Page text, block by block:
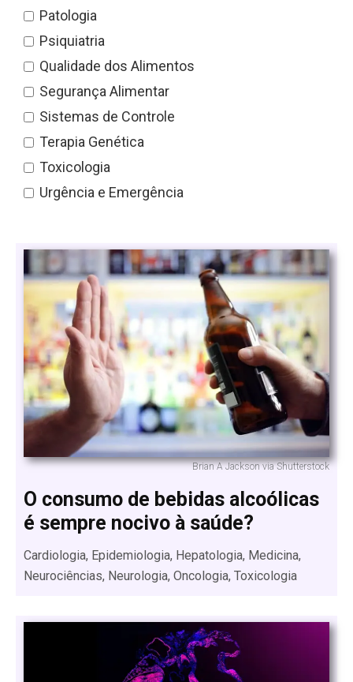
Patologia
Psiquiatria
Qualidade dos Alimentos
Segurança Alimentar
Sistemas de Controle
Terapia Genética
Toxicologia
Urgência e Emergência
Brian A Jackson via Shutterstock
O consumo de bebidas alcoólicas
é sempre nocivo à saúde?
Cardiologia, Epidemiologia, Hepatologia, Medicina,
Neurociências, Neurologia, Oncologia, Toxicologia